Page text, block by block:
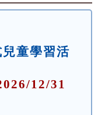
兒童學習活
12/31